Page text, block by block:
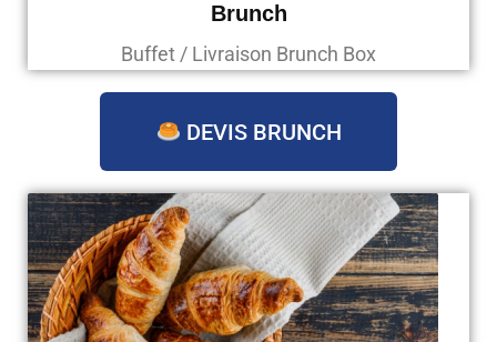
Brunch
Buffet / Livraison Brunch Box
DEVIS BRUNCH